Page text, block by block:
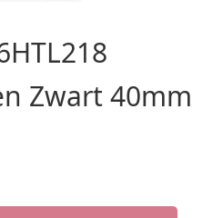
Zwart 40mm